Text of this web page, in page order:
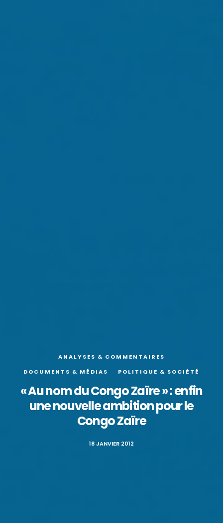
ANALYSES & COMMENTAIRES
DOCUMENTS & MÉDIAS
POLITIQUE & SOCIÉTÉ
« Au nom du Congo Zaïre » : enfin
une nouvelle ambition pour le
Congo Zaïre
18 JANVIER 2012